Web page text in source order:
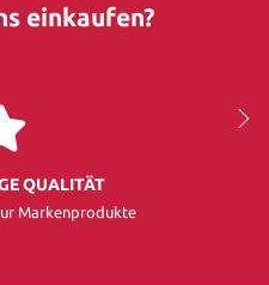
einkaufen?
QUALITÄT
Markenprodukte